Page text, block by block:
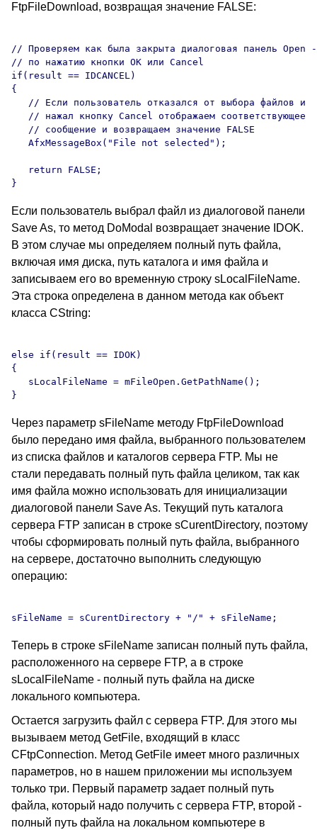
FtpFileDownload, возвращая значение FALSE:
// Проверяем как была закрыта диалоговая панель
// по нажатию кнопки OK или Cancel
if(result == IDCANCEL)
{
   // Если пользователь отказался от выбора файлов и
   // нажал кнопку Cancel отображаем соответствующее
   // сообщение и возвращаем значение FALSE
   AfxMessageBox("File not selected");
   return FALSE;
Если пользователь выбрал файл из диалоговой панели
Save As, то метод DoModal возвращает значение IDOK.
В этом случае мы определяем полный путь файла,
включая имя диска, путь каталога и имя файла и
записываем его во временную строку sLocalFileName.
Эта строка определена в данном метода как объект
класса CString:
else if(result == IDOK)
{
   sLocalFileName = mFileOpen.GetPathName();
Через параметр sFileName методу FtpFileDownload
было передано имя файла, выбранного пользователем
из списка файлов и каталогов сервера FTP. Мы не
стали передавать полный путь файла целиком, так как
имя файла можно использовать для инициализации
диалоговой панели Save As. Текущий путь каталога
сервера FTP записан в строке sCurentDirectory, поэтому
чтобы сформировать полный путь файла, выбранного
на сервере, достаточно выполнить следующую
операцию:
Теперь в строке sFileName записан полный путь файла,
расположенного на сервере FTP, а в строке
sLocalFileName - полный путь файла на диске
локального компьютера.
Остается загрузить файл с сервера FTP. Для этого мы
вызываем метод GetFile, входящий в класс
CFtpConnection. Метод GetFile имеет много различных
параметров, но в нашем приложении мы используем
только три. Первый параметр задает полный путь
файла, который надо получить с сервера FTP, второй -
полный путь файла на локальном компьютере в